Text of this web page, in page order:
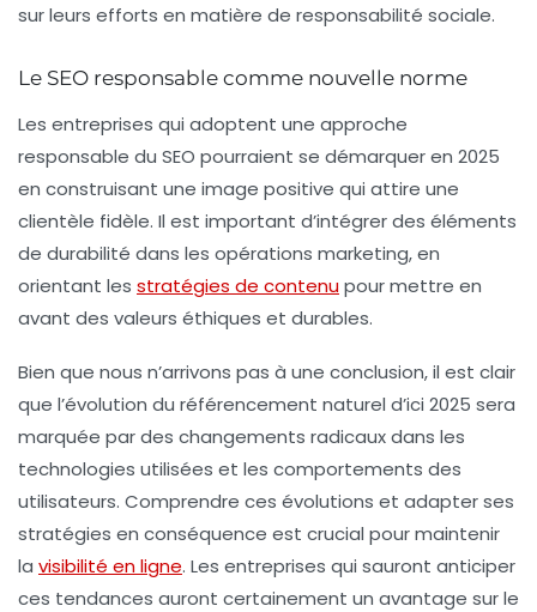
sur leurs efforts en matière de responsabilité sociale.
Le SEO responsable comme nouvelle norme
Les entreprises qui adoptent une approche
responsable du SEO pourraient se démarquer en 2025
en construisant une image positive qui attire une
clientèle fidèle. Il est important d’intégrer des éléments
de durabilité dans les opérations marketing, en
orientant les stratégies de contenupour mettre en
avant des valeurs éthiques et durables.
Bien que nous n’arrivons pas à une conclusion, il est clair
que l’évolution du référencement naturel d’ici 2025 sera
marquée par des changements radicaux dans les
technologies utilisées et les comportements des
utilisateurs. Comprendre ces évolutions et adapter ses
stratégies en conséquence est crucial pour maintenir
la visibilité en ligne. Les entreprises qui sauront anticiper
ces tendances auront certainement un avantage sur le